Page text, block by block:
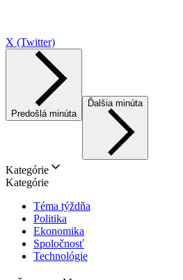
X (Twitter)
Predošlá minúta
Ďalšia minúta
Kategórie
Kategórie
Téma týždňa
Politika
Ekonomika
Spoločnosť
Technológie